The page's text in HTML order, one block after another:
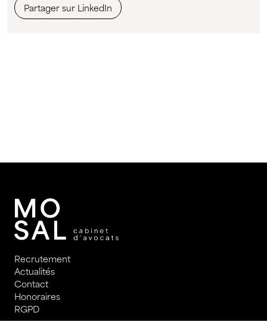
Partager sur LinkedIn
Recrutement
Actualités
Contact
Honoraires
RGPD